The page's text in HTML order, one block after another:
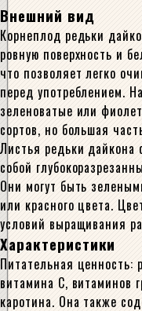
Внешний вид
Корнеплод редьки
ровную поверхность и
что позволяет легко
перед употреблением.
зеленоватые или
сортов, но большая
Листья редьки дайкона
собой
Они могут быть
или красного цвета.
условий выращивания
Характеристики
Питательная ценность:
витамина С, витаминов
каротина. Она также